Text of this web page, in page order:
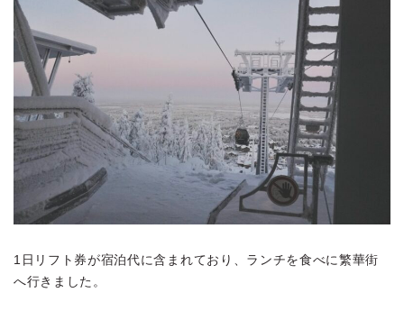
1日リフト券が宿泊代に含まれており、ランチを食べに繁華街
へ行きました。